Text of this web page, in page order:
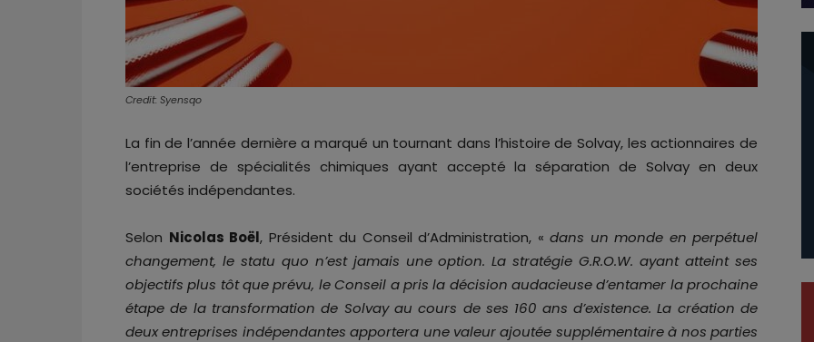
Credit: Syensqo
La fin de l’année dernière a marqué un tournant dans l’histoire de Solvay, les actionnaires de
l’entreprise de spécialités chimiques ayant accepté la séparation de Solvay en deux
sociétés indépendantes.
Selon Nicolas Boël, Président du Conseil d’Administration, « dans un monde en perpétuel
changement, le statu quo n’est jamais une option. La stratégie G.R.O.W. ayant atteint ses
objectifs plus tôt que prévu, le Conseil a pris la décision audacieuse d’entamer la prochaine
étape de la transformation de Solvay au cours de ses 160 ans d’existence. La création de
deux entreprises indépendantes apportera une valeur ajoutée supplémentaire à nos parties